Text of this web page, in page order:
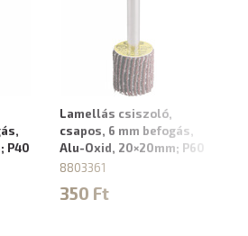
P40
Lamellás csiszoló,
csapos, 6 mm befogás,
Alu-Oxid, 20×20mm; P60
8803361
350 Ft